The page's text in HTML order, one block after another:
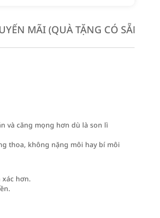
MÃI (QUÀ TẶNG CÓ SẴN
và căng mọng hơn dù là son lì
thoa, không nặng môi hay bí môi
hơn.